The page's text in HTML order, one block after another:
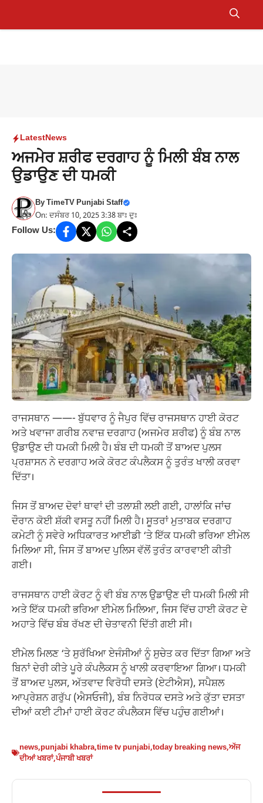
Menu
LatestNews
ਅਜਮੇਰ ਸ਼ਰੀਫ ਦਰਗਾਹ ਨੂੰ ਮਿਲੀ ਬੰਬ ਨਾਲ
ਉਡਾਉਣ ਦੀ ਧਮਕੀ
ByTimeTV Punjabi Staff
On: ਦਸੰਬਰ 10, 2025 3:38 ਬਾਃ ਦੁਃ
Follow Us:
ਰਾਜਸਥਾਨ ——- ਬੁੱਧਵਾਰ ਨੂੰ ਜੈਪੁਰ ਵਿੱਚ ਰਾਜਸਥਾਨ ਹਾਈ ਕੋਰਟ
ਅਤੇ ਖਵਾਜਾ ਗਰੀਬ ਨਵਾਜ਼ ਦਰਗਾਹ (ਅਜਮੇਰ ਸ਼ਰੀਫ) ਨੂੰ ਬੰਬ ਨਾਲ
ਉਡਾਉਣ ਦੀ ਧਮਕੀ ਮਿਲੀ ਹੈ। ਬੰਬ ਦੀ ਧਮਕੀ ਤੋਂ ਬਾਅਦ ਪੁਲਸ
ਪ੍ਰਸ਼ਾਸਨ ਨੇ ਦਰਗਾਹ ਅਕੇ ਕੋਰਟ ਕੰਪਲੈਕਸ ਨੂੰ ਤੁਰੰਤ ਖਾਲੀ ਕਰਵਾ
ਦਿੱਤਾ।
ਜਿਸ ਤੋਂ ਬਾਅਦ ਦੋਵਾਂ ਥਾਵਾਂ ਦੀ ਤਲਾਸ਼ੀ ਲਈ ਗਈ, ਹਾਲਾਂਕਿ ਜਾਂਚ
ਦੌਰਾਨ ਕੋਈ ਸ਼ੱਕੀ ਵਸਤੂ ਨਹੀਂ ਮਿਲੀ ਹੈ। ਸੂਤਰਾਂ ਮੁਤਾਬਕ ਦਰਗਾਹ
ਕਮੇਟੀ ਨੂੰ ਸਵੇਰੇ ਅਧਿਕਾਰਤ ਆਈਡੀ ‘ਤੇ ਇੱਕ ਧਮਕੀ ਭਰਿਆ ਈਮੇਲ
ਮਿਲਿਆ ਸੀ, ਜਿਸ ਤੋਂ ਬਾਅਦ ਪੁਲਿਸ ਵੱਲੋਂ ਤੁਰੰਤ ਕਾਰਵਾਈ ਕੀਤੀ
ਗਈ।
ਰਾਜਸਥਾਨ ਹਾਈ ਕੋਰਟ ਨੂੰ ਵੀ ਬੰਬ ਨਾਲ ਉਡਾਉਣ ਦੀ ਧਮਕੀ ਮਿਲੀ ਸੀ
ਅਤੇ ਇੱਕ ਧਮਕੀ ਭਰਿਆ ਈਮੇਲ ਮਿਲਿਆ, ਜਿਸ ਵਿੱਚ ਹਾਈ ਕੋਰਟ ਦੇ
ਅਹਾਤੇ ਵਿੱਚ ਬੰਬ ਰੱਖਣ ਦੀ ਚੇਤਾਵਨੀ ਦਿੱਤੀ ਗਈ ਸੀ।
ਈਮੇਲ ਮਿਲਣ ‘ਤੇ ਸੁਰੱਖਿਆ ਏਜੰਸੀਆਂ ਨੂੰ ਸੁਚੇਤ ਕਰ ਦਿੱਤਾ ਗਿਆ ਅਤੇ
ਬਿਨਾਂ ਦੇਰੀ ਕੀਤੇ ਪੂਰੇ ਕੰਪਲੈਕਸ ਨੂੰ ਖਾਲੀ ਕਰਵਾਇਆ ਗਿਆ। ਧਮਕੀ
ਤੋਂ ਬਾਅਦ ਪੁਲਸ, ਅੱਤਵਾਦ ਵਿਰੋਧੀ ਦਸਤੇ (ਏਟੀਐਸ), ਸਪੈਸ਼ਲ
ਆਪ੍ਰੇਸ਼ਨ ਗਰੁੱਪ (ਐਸਓਜੀ), ਬੰਬ ਨਿਰੋਧਕ ਦਸਤੇ ਅਤੇ ਕੁੱਤਾ ਦਸਤਾ
ਦੀਆਂ ਕਈ ਟੀਮਾਂ ਹਾਈ ਕੋਰਟ ਕੰਪਲੈਕਸ ਵਿੱਚ ਪਹੁੰਚ ਗਈਆਂ।
news,punjabi khabra,time tv punjabi,today breaking news,ਅੱਜ
ਦੀਆਂ ਖਬਰਾਂ,ਪੰਜਾਬੀ ਖਬਰਾਂ